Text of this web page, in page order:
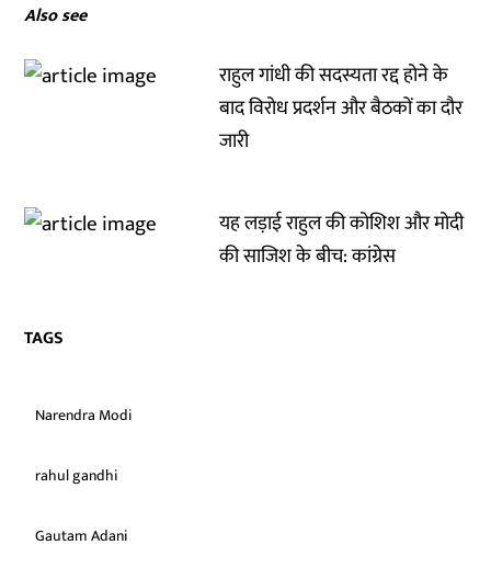
Also see
राहुल गांधी की सदस्यता रद्द होने के
बाद विरोध प्रदर्शन और बैठकों का दौर
जारी
यह लड़ाई राहुल की कोशिश और मोदी
की साजिश के बीच: कांग्रेस
TAGS
Narendra Modi
rahul gandhi
Gautam Adani